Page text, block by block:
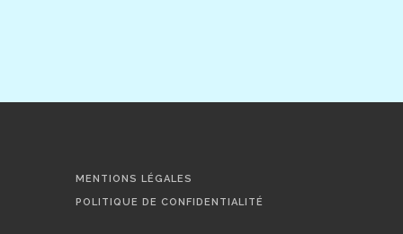
MENTIONS LÉGALES
POLITIQUE DE CONFIDENTIALITÉ